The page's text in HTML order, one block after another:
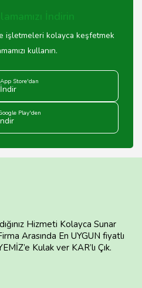
İndirin
işletmeleri kolayca keşfetmek
kullanın.
App Store'dan
İndir
Play'den
Hizmeti Kolayca Sunar
Arasında En UYGUN fiyatlı
Kulak ver KAR’lı Çık.